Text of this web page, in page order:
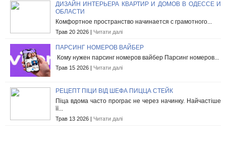
ДИЗАЙН ИНТЕРЬЕРА КВАРТИР И ДОМОВ В ОДЕССЕ И
ОБЛАСТИ
Комфортное пространство начинается с грамотного...
Трав 20 2026 | Читати далі
ПАРСИНГ НОМЕРОВ ВАЙБЕР
Кому нужен парсинг номеров вайбер Парсинг номеров...
Трав 15 2026 | Читати далі
РЕЦЕПТ ПІЦИ ВІД ШЕФА ПИЦЦА СТЕЙК
Піца вдома часто програє не через начинку. Найчастіше
її...
Трав 13 2026 | Читати далі